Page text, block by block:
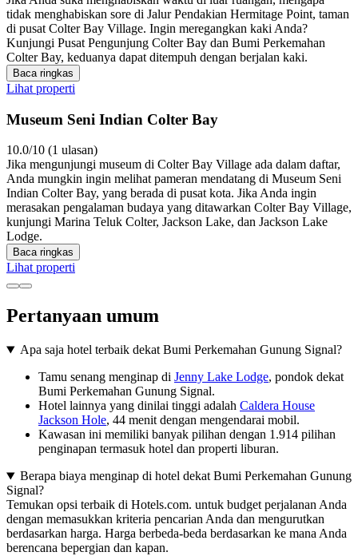
tidak menghabiskan sore di Jalur Pendakian Hermitage Point, taman
di pusat Colter Bay Village. Ingin meregangkan kaki Anda?
Kunjungi Pusat Pengunjung Colter Bay dan Bumi Perkemahan
Colter Bay, keduanya dapat ditempuh dengan berjalan kaki.
Baca ringkas
Lihat properti
Museum Seni Indian Colter Bay
10.0/10 (1 ulasan)
Jika mengunjungi museum di Colter Bay Village ada dalam daftar,
Anda mungkin ingin melihat pameran mendatang di Museum Seni
Indian Colter Bay, yang berada di pusat kota. Jika Anda ingin
merasakan pengalaman budaya yang ditawarkan Colter Bay Village,
kunjungi Marina Teluk Colter, Jackson Lake, dan Jackson Lake
Lodge.
Baca ringkas
Lihat properti
Pertanyaan umum
Apa saja hotel terbaik dekat Bumi Perkemahan Gunung Signal?
Tamu senang menginap di Jenny Lake Lodge, pondok dekat
Bumi Perkemahan Gunung Signal.
Hotel lainnya yang dinilai tinggi adalah Caldera House
Jackson Hole, 44 menit dengan mengendarai mobil.
Kawasan ini memiliki banyak pilihan dengan 1.914 pilihan
penginapan termasuk hotel dan properti liburan.
Berapa biaya menginap di hotel dekat Bumi Perkemahan Gunung
Signal?
Temukan opsi terbaik di Hotels.com. untuk budget perjalanan Anda
dengan memasukkan kriteria pencarian Anda dan mengurutkan
berdasarkan harga. Harga berbeda-beda berdasarkan ke mana Anda
berencana bepergian dan kapan.